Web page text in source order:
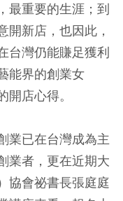
最重要的生涯；到
開新店，也因此，
台灣仍能賺足獲利
能界的創業女
店心得。
業已在台灣成為主
業者，更在近期大
協會祕書長張庭庭